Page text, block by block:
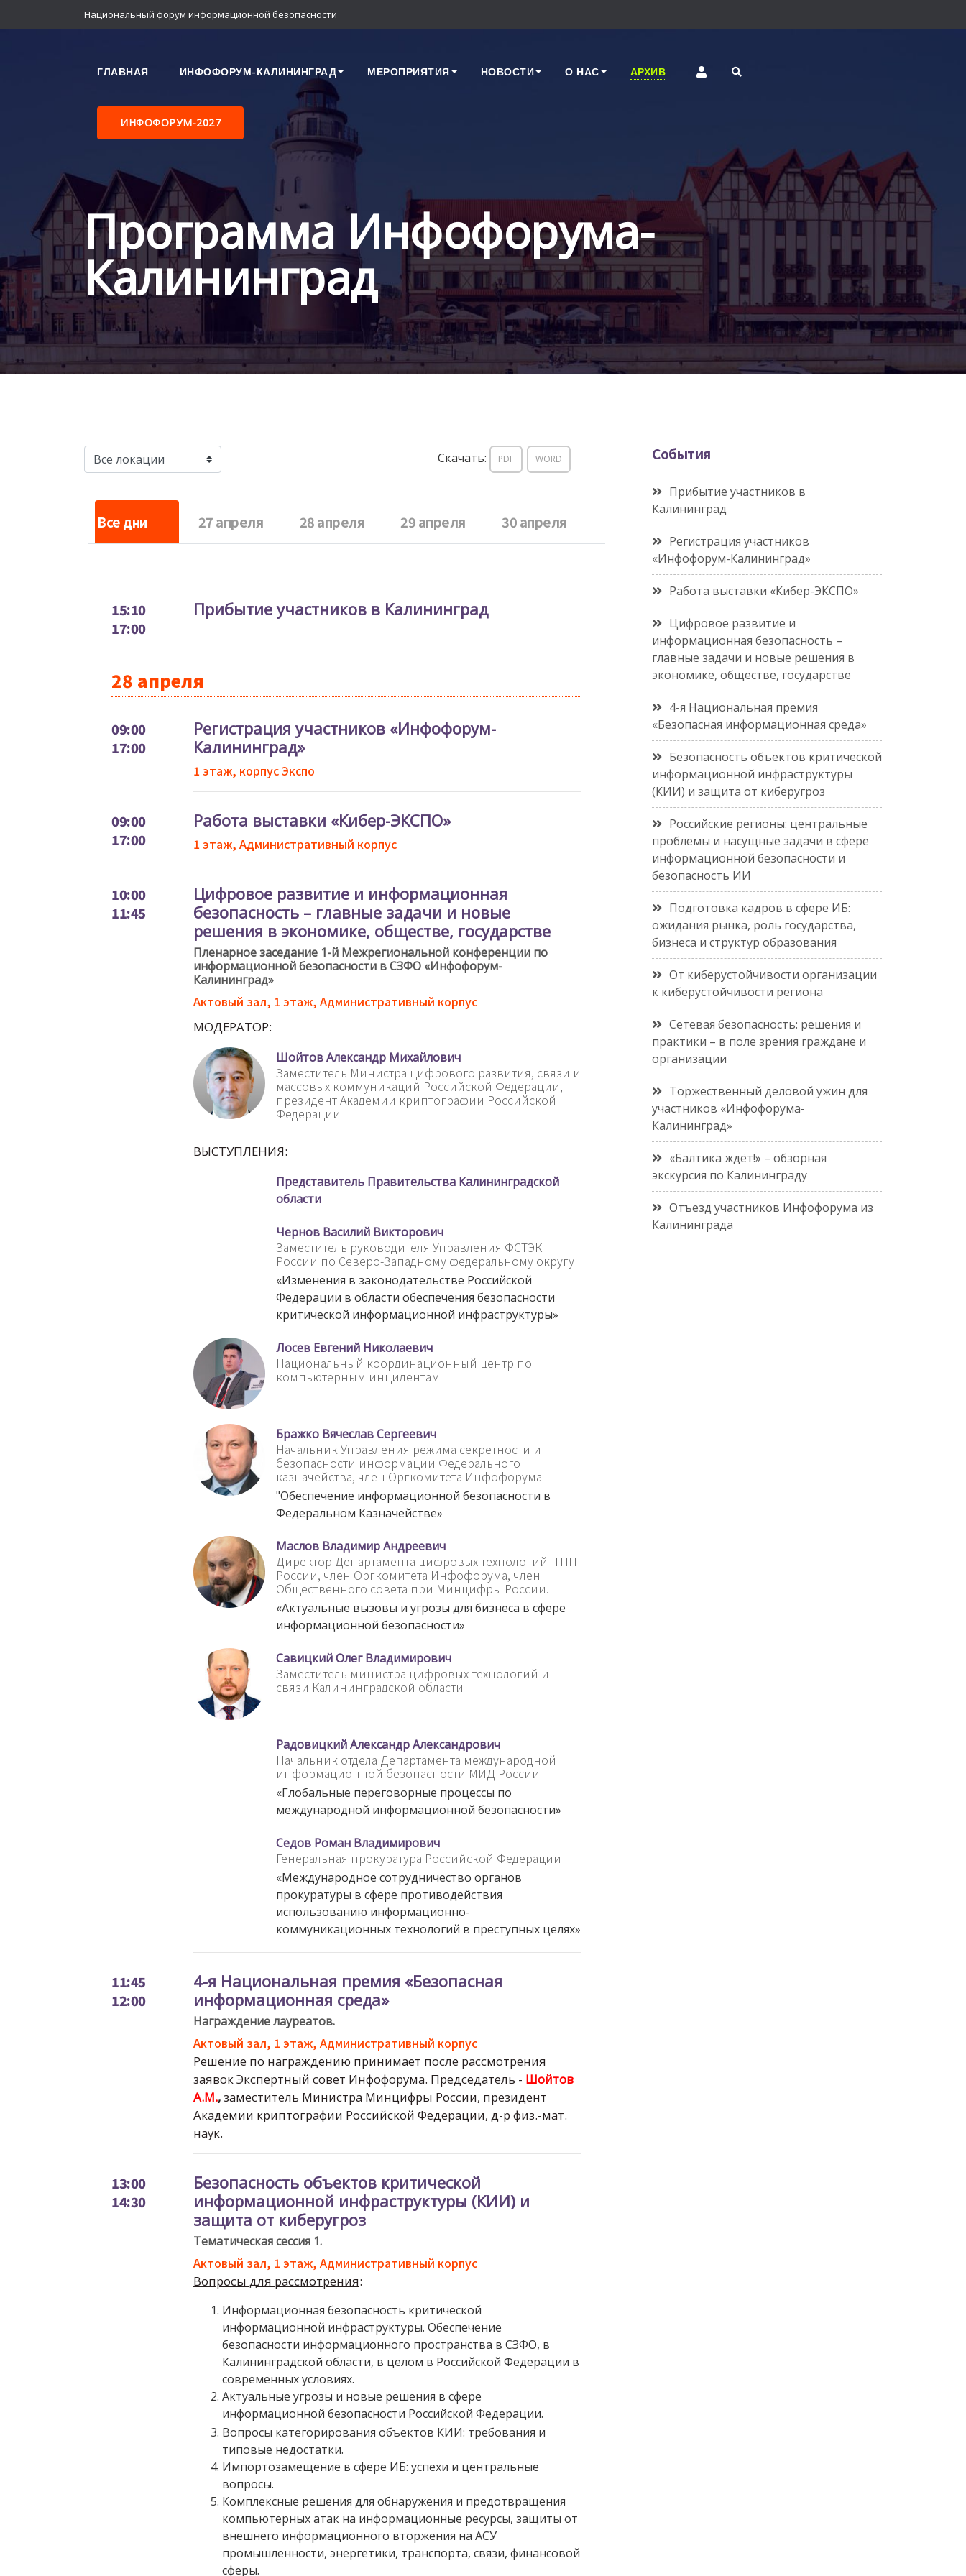
Национальный форум информационной безопасности
ГЛАВНАЯ ИНФОФОРУМ-КАЛИНИНГРАД МЕРОПРИЯТИЯ НОВОСТИ О НАС АРХИВ
ИНФОФОРУМ-2027
Программа Инфофорума-
Калининград
Скачать: PDF WORD
Все дни 27 апреля 28 апреля 29 апреля 30 апреля
15:10
17:00
Прибытие участников в Калининград
28 апреля
09:00
17:00
Регистрация участников «Инфофорум-
Калининград»
1 этаж, корпус Экспо
09:00
17:00
Работа выставки «Кибер-ЭКСПО»
1 этаж, Административный корпус
10:00
11:45
Цифровое развитие и информационная
безопасность – главные задачи и новые
решения в экономике, обществе, государстве
Пленарное заседание 1-й Межрегиональной конференции по
информационной безопасности в СЗФО «Инфофорум-
Калининград»
Актовый зал, 1 этаж, Административный корпус
МОДЕРАТОР:
Шойтов Александр Михайлович
Заместитель Министра цифрового развития, связи и
массовых коммуникаций Российской Федерации,
президент Академии криптографии Российской
Федерации
ВЫСТУПЛЕНИЯ:
Представитель Правительства Калининградской
области
Чернов Василий Викторович
Заместитель руководителя Управления ФСТЭК
России по Северо-Западному федеральному округу
«Изменения в законодательстве Российской
Федерации в области обеспечения безопасности
критической информационной инфраструктуры»
Лосев Евгений Николаевич
Национальный координационный центр по
компьютерным инцидентам
Бражко Вячеслав Сергеевич
Начальник Управления режима секретности и
безопасности информации Федерального
казначейства, член Оргкомитета Инфофорума
"Обеспечение информационной безопасности в
Федеральном Казначействе»
Маслов Владимир Андреевич
Директор Департамента цифровых технологий ТПП
России, член Оргкомитета Инфофорума, член
Общественного совета при Минцифры России.
«Актуальные вызовы и угрозы для бизнеса в сфере
информационной безопасности»
Савицкий Олег Владимирович
Заместитель министра цифровых технологий и
связи Калининградской области
Радовицкий Александр Александрович
Начальник отдела Департамента международной
информационной безопасности МИД России
«Глобальные переговорные процессы по
международной информационной безопасности»
Седов Роман Владимирович
Генеральная прокуратура Российской Федерации
«Международное сотрудничество органов
прокуратуры в сфере противодействия
использованию информационно-
коммуникационных технологий в преступных целях»
11:45
12:00
4-я Национальная премия «Безопасная
информационная среда»
Награждение лауреатов.
Актовый зал, 1 этаж, Административный корпус
Решение по награждению принимает после рассмотрения
заявок Экспертный совет Инфофорума. Председатель - Шойтов
А.М.,заместитель Министра Минцифры России, президент
Академии криптографии Российской Федерации, д-р физ.-мат.
наук.
13:00
14:30
Безопасность объектов критической
информационной инфраструктуры (КИИ) и
защита от киберугроз
Тематическая сессия 1.
Актовый зал, 1 этаж, Административный корпус
Вопросы для рассмотрения:
Информационная безопасность критической
информационной инфраструктуры. Обеспечение
безопасности информационного пространства в СЗФО, в
Калининградской области, в целом в Российской Федерации в
современных условиях.
Актуальные угрозы и новые решения в сфере
информационной безопасности Российской Федерации.
Вопросы категорирования объектов КИИ: требования и
типовые недостатки.
Импортозамещение в сфере ИБ: успехи и центральные
вопросы.
Комплексные решения для обнаружения и предотвращения
компьютерных атак на информационные ресурсы, защиты от
внешнего информационного вторжения на АСУ
промышленности, энергетики, транспорта, связи, финансовой
сферы.
События
Прибытие участников в
Калининград
Регистрация участников
«Инфофорум-Калининград»
Работа выставки «Кибер-ЭКСПО»
Цифровое развитие и
информационная безопасность –
главные задачи и новые решения в
экономике, обществе, государстве
4-я Национальная премия
«Безопасная информационная среда»
Безопасность объектов критической
информационной инфраструктуры
(КИИ) и защита от киберугроз
Российские регионы: центральные
проблемы и насущные задачи в сфере
информационной безопасности и
безопасность ИИ
Подготовка кадров в сфере ИБ:
ожидания рынка, роль государства,
бизнеса и структур образования
От киберустойчивости организации
к киберустойчивости региона
Сетевая безопасность: решения и
практики – в поле зрения граждане и
организации
Торжественный деловой ужин для
участников «Инфофорума-
Калининград»
«Балтика ждёт!» – обзорная
экскурсия по Калининграду
Отъезд участников Инфофорума из
Калининграда